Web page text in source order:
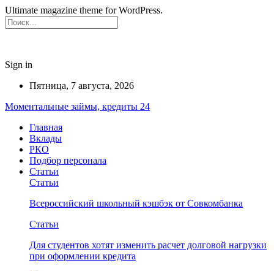
Ultimate magazine theme for WordPress.
Sign in
Пятница, 7 августа, 2026
Моментальные займы, кредиты 24
Главная
Вклады
РКО
Подбор персонала
Статьи
Статьи
Всероссийский школьный кэшбэк от Совкомбанка
Статьи
Для студентов хотят изменить расчет долговой нагрузки
при оформлении кредита